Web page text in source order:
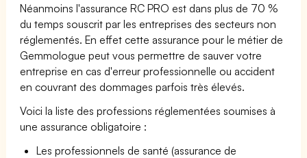
Néanmoins l'assurance RC PRO est dans plus de 70 %
du temps souscrit par les entreprises des secteurs non
réglementés. En effet cette assurance pour le métier de
Gemmologue peut vous permettre de sauver votre
entreprise en cas d'erreur professionnelle ou accident
en couvrant des dommages parfois très élevés.
Voici la liste des professions réglementées soumises à
une assurance obligatoire :
Les professionnels de santé (assurance de